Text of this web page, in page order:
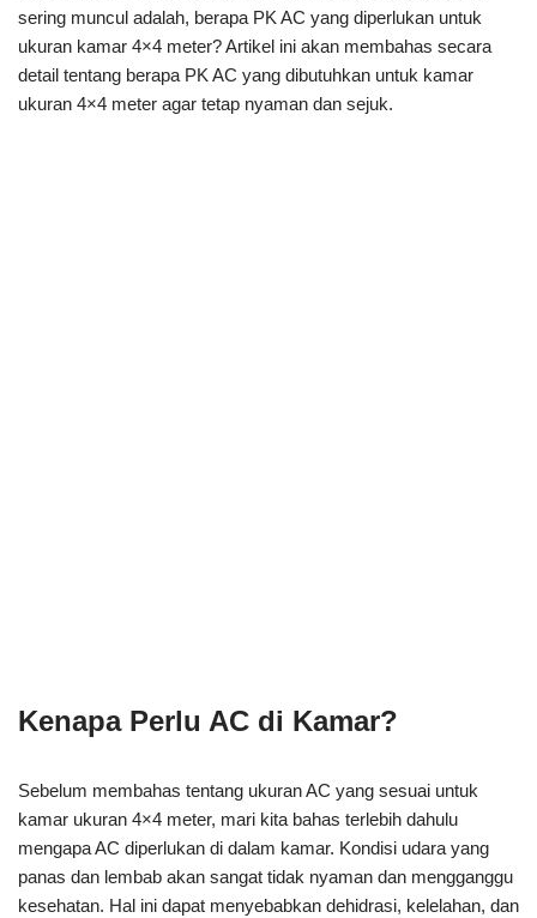
sering muncul adalah, berapa PK AC yang diperlukan untuk
ukuran kamar 4×4 meter? Artikel ini akan membahas secara
detail tentang berapa PK AC yang dibutuhkan untuk kamar
ukuran 4×4 meter agar tetap nyaman dan sejuk.
Kenapa Perlu AC di Kamar?
Sebelum membahas tentang ukuran AC yang sesuai untuk
kamar ukuran 4×4 meter, mari kita bahas terlebih dahulu
mengapa AC diperlukan di dalam kamar. Kondisi udara yang
panas dan lembab akan sangat tidak nyaman dan mengganggu
kesehatan. Hal ini dapat menyebabkan dehidrasi, kelelahan, dan